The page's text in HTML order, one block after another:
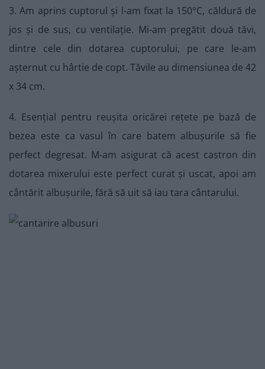
3. Am aprins cuptorul și l-am fixat la 150°C, căldură de
jos și de sus, cu ventilație. Mi-am pregătit două tăvi,
dintre cele din dotarea cuptorului, pe care le-am
așternut cu hârtie de copt. Tăvile au dimensiunea de 42
x 34 cm.
4. Esențial pentru reușita oricărei rețete pe bază de
bezea este ca vasul în care batem albușurile să fie
perfect degresat. M-am asigurat că acest castron din
dotarea mixerului este perfect curat și uscat, apoi am
cântărit albușurile, fără să uit să iau tara cântarului.